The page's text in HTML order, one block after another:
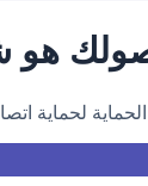
هو
لحماية